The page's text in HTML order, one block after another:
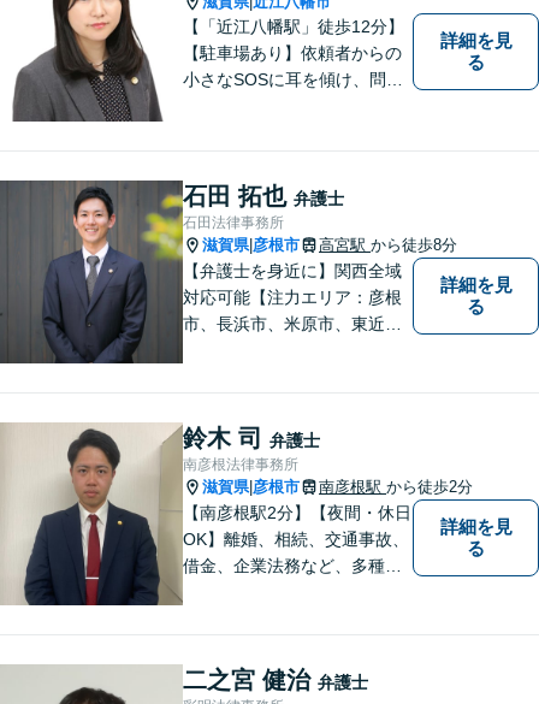
【「近江八幡駅」徒歩12分】
【駐車場あり】依頼者からの
小さなSOSに耳を傾け、問題
ております。 ぜひ一度私にご
相談ください。
詳細を見
る
石田 拓也 弁護士
石田法律事務所
滋賀県| 彦根市 高宮駅 から徒歩8分
【弁護士を身近に】関西全域
対応可能【注力エリア：彦根
市、長浜市、米原市、東近江
まに、不安を和らげベストな
解決策を提供します「迅速丁
寧」【無料相談有・駐車場完
備】【英語対応可】
詳細を見
る
鈴木 司 弁護士
南彦根法律事務所
滋賀県| 彦根市 南彦根駅 から徒歩2分
【南彦根駅2分】【夜間・休日
OK】離婚、相続、交通事故、
借金、企業法務など、多種多
をモットーに、皆様それぞれ
に合った解決を図ってまいり
詳細を見
る
二之宮 健治 弁護士